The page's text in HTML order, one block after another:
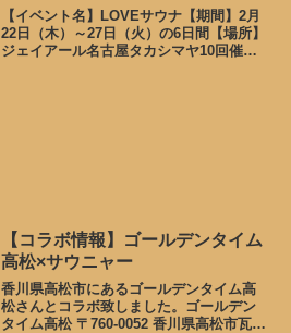
【イベント名】LOVEサウナ【期間】2月
22日（木）～27日（火）の6日間【場所】
ジェイアール名古屋タカシマヤ10回催事
【コラボ情報】ゴールデンタイム
高松×サウニャー
香川県高松市にあるゴールデンタイム高
松さんとコラボ致しました。ゴールデン
タイム高松 〒760-0052 香川県高松市瓦町